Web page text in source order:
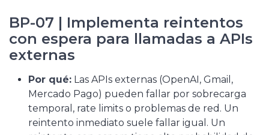
BP-07 | Implementa reintentos
con espera para llamadas a APIs
externas
Por qué: Las APIs externas (OpenAI, Gmail,
Mercado Pago) pueden fallar por sobrecarga
temporal, rate limits o problemas de red. Un
reintento inmediato suele fallar igual. Un